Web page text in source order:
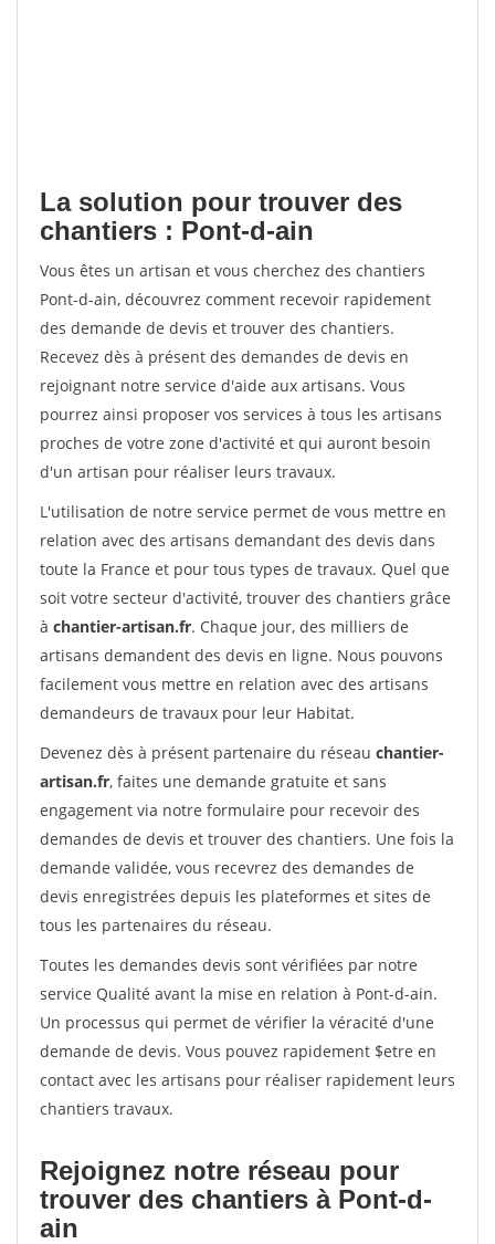
La solution pour trouver des
chantiers : Pont-d-ain
Vous êtes un artisan et vous cherchez des chantiers
Pont-d-ain, découvrez comment recevoir rapidement
des demande de devis et trouver des chantiers.
Recevez dès à présent des demandes de devis en
rejoignant notre service d'aide aux artisans. Vous
pourrez ainsi proposer vos services à tous les artisans
proches de votre zone d'activité et qui auront besoin
d'un artisan pour réaliser leurs travaux.
L'utilisation de notre service permet de vous mettre en
relation avec des artisans demandant des devis dans
toute la France et pour tous types de travaux. Quel que
soit votre secteur d'activité, trouver des chantiers grâce
à chantier-artisan.fr. Chaque jour, des milliers de
artisans demandent des devis en ligne. Nous pouvons
facilement vous mettre en relation avec des artisans
demandeurs de travaux pour leur Habitat.
Devenez dès à présent partenaire du réseau chantier-
artisan.fr, faites une demande gratuite et sans
engagement via notre formulaire pour recevoir des
demandes de devis et trouver des chantiers. Une fois la
demande validée, vous recevrez des demandes de
devis enregistrées depuis les plateformes et sites de
tous les partenaires du réseau.
Toutes les demandes devis sont vérifiées par notre
service Qualité avant la mise en relation à Pont-d-ain.
Un processus qui permet de vérifier la véracité d'une
demande de devis. Vous pouvez rapidement $etre en
contact avec les artisans pour réaliser rapidement leurs
chantiers travaux.
Rejoignez notre réseau pour
trouver des chantiers à Pont-d-
ain